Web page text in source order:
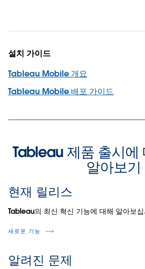
설치 가이드
Tableau Mobile 개요
Tableau Mobile 배포 가이드
Tableau 제품 출시에
알아보기
현재 릴리스
Tableau의 최신 혁신 기능에 대해 알아보
새로운 기능
알려진 문제